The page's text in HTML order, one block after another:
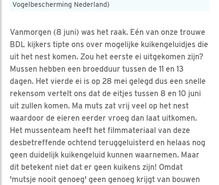
Vogelbescherming Nederland)
Vanmorgen (8 juni) was het raak. Eén van onze trouwe
BDL kijkers tipte ons over mogelijke kuikengeluidjes die
uit het nest komen. Zou het eerste ei uitgekomen zijn?
Mussen hebben een broedduur tussen de 11 en 13
dagen. Het vierde ei is op 28 mei gelegd dus een snelle
rekensom vertelt ons dat de eitjes tussen 8 en 10 juni
uit zullen komen. Ma muts zat vrij veel op het nest
waardoor de eieren eerder vroeg dan laat uitkomen.
Het mussenteam heeft het filmmateriaal van deze
desbetreffende ochtend teruggeluisterd en helaas nog
geen duidelijk kuikengeluid kunnen waarnemen. Maar
dit betekent niet dat er geen kuikens zijn! Omdat
'mutsje nooit genoeg' geen genoeg krijgt van bouwen